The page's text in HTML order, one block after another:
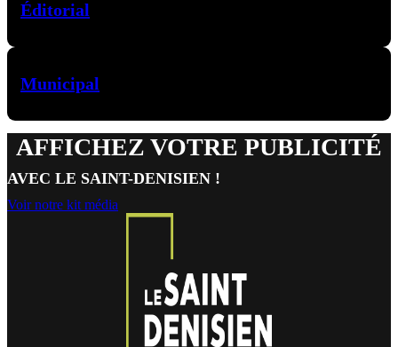
Éditorial
Municipal
AFFICHEZ VOTRE PUBLICITÉ
AVEC LE SAINT-DENISIEN !
Voir notre kit média